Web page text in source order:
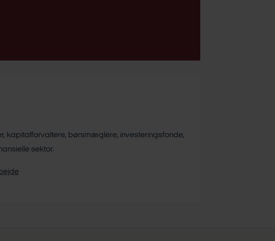
kapitalforvaltere, børsmæglere, investeringsfonde,
sektor.